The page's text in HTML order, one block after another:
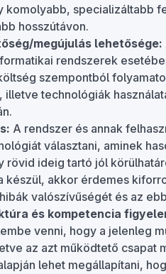
komolyabb, specializáltabb
hosszútávon.
megújulás lehetősége:
rendszerek
szempontból
illetve technológiák
A rendszer és annak
választani, aminek
rövid ideig tartó jól
készül, akkor érdemes
valószívűségét és az
és kompetencia
venni, hogy a jelenleg
az azt működtető csapat
lehet megállapítani,